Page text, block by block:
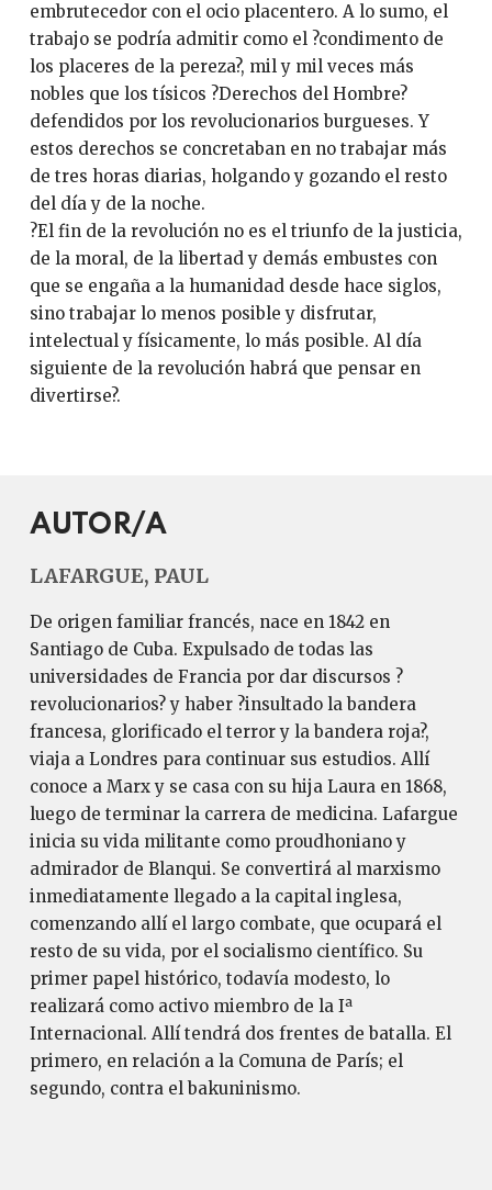
embrutecedor con el ocio placentero. A lo sumo, el
trabajo se podría admitir como el ?condimento de
los placeres de la pereza?, mil y mil veces más
nobles que los tísicos ?Derechos del Hombre?
defendidos por los revolucionarios burgueses. Y
estos derechos se concretaban en no trabajar más
de tres horas diarias, holgando y gozando el resto
del día y de la noche.
?El fin de la revolución no es el triunfo de la justicia,
de la moral, de la libertad y demás embustes con
que se engaña a la humanidad desde hace siglos,
sino trabajar lo menos posible y disfrutar,
intelectual y físicamente, lo más posible. Al día
siguiente de la revolución habrá que pensar en
divertirse?.
AUTOR/A
LAFARGUE, PAUL
De origen familiar francés, nace en 1842 en
Santiago de Cuba. Expulsado de todas las
universidades de Francia por dar discursos ?
revolucionarios? y haber ?insultado la bandera
francesa, glorificado el terror y la bandera roja?,
viaja a Londres para continuar sus estudios. Allí
conoce a Marx y se casa con su hija Laura en 1868,
luego de terminar la carrera de medicina. Lafargue
inicia su vida militante como proudhoniano y
admirador de Blanqui. Se convertirá al marxismo
inmediatamente llegado a la capital inglesa,
comenzando allí el largo combate, que ocupará el
resto de su vida, por el socialismo científico. Su
primer papel histórico, todavía modesto, lo
realizará como activo miembro de la Iª
Internacional. Allí tendrá dos frentes de batalla. El
primero, en relación a la Comuna de París; el
segundo, contra el bakuninismo.